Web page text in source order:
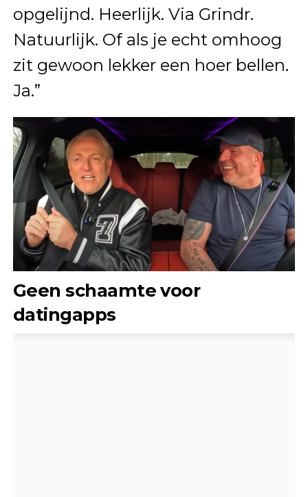
opgelijnd. Heerlijk. Via Grindr.
Natuurlijk. Of als je echt omhoog
zit gewoon lekker een hoer bellen.
Ja.”
Geen schaamte voor
datingapps